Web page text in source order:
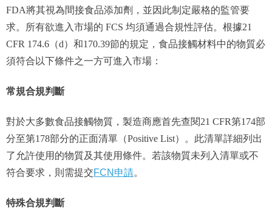
FDA將其視為間接食品添加劑，並因此制定嚴格的監管要
求。所有欲進入市場的 FCS 均須通過合規性評估。根據21
CFR 174.6（d）和170.39節的規定，食品接觸材料中的物質必
須符合以下條件之一方可進入市場：
常規合規判斷
對於大多數食品接觸物質，製造商應首先查閱21 CFR第174部
分至第178部分的正面清單（Positive List）。此清單詳細列出
了允許使用的物質及其使用條件。若該物質未列入清單或不
符合要求，則需提交FCN申請。
特殊合規判斷